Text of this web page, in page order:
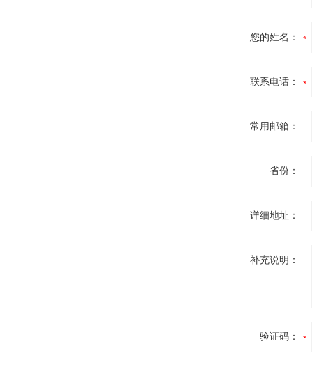
您的姓名：
联系电话：
常用邮箱：
省份：
详细地址：
补充说明：
验证码：